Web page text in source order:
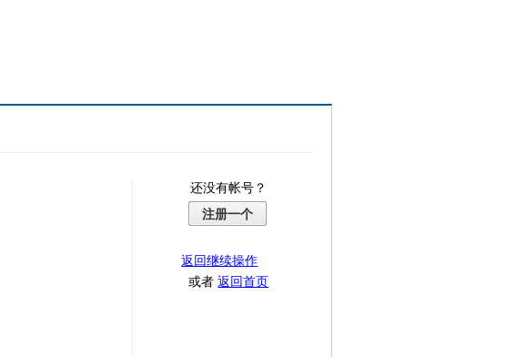
还没有帐号？
注册一个
返回继续操作
或者返回首页